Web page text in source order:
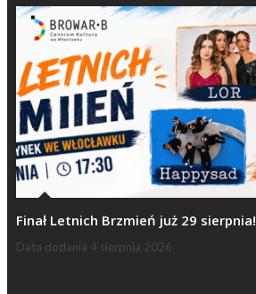
Finał Letnich Brzmień już 29 sierpnia!
Data dodania 4 sierpnia 2026